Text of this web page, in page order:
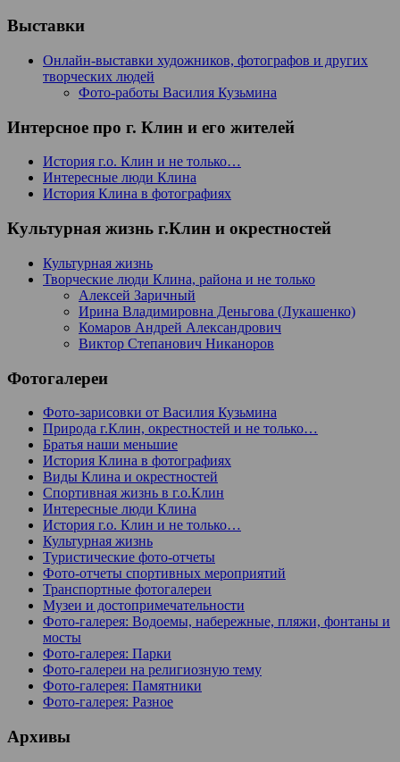
Выставки
Онлайн-выставки художников, фотографов и других
творческих людей
Фото-работы Василия Кузьмина
Интерсное про г. Клин и его жителей
История г.о. Клин и не только…
Интересные люди Клина
История Клина в фотографиях
Культурная жизнь г.Клин и окрестностей
Культурная жизнь
Творческие люди Клина, района и не только
Алексей Заричный
Ирина Владимировна Деньгова (Лукашенко)
Комаров Андрей Александрович
Виктор Степанович Никаноров
Фотогалереи
Фото-зарисовки от Василия Кузьмина
Природа г.Клин, окрестностей и не только…
Братья наши меньшие
История Клина в фотографиях
Виды Клина и окрестностей
Спортивная жизнь в г.о.Клин
Интересные люди Клина
История г.о. Клин и не только…
Культурная жизнь
Туристические фото-отчеты
Фото-отчеты спортивных мероприятий
Транспортные фотогалереи
Музеи и достопримечательности
Фото-галерея: Водоемы, набережные, пляжи, фонтаны и
мосты
Фото-галерея: Парки
Фото-галереи на религиозную тему
Фото-галерея: Памятники
Фото-галерея: Разное
Архивы